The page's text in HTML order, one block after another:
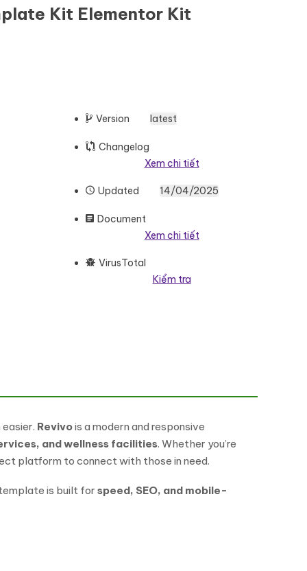
Kit Elementor Kit
Version latest
Changelog
Xem chi tiết
Updated 14/04/2025
Document
Xem chi tiết
VirusTotal
Kiểm tra
Revivois a modern and responsive
and wellness facilities. Whether you’re
platform to connect with those in need.
is built for speed, SEO, and mobile-